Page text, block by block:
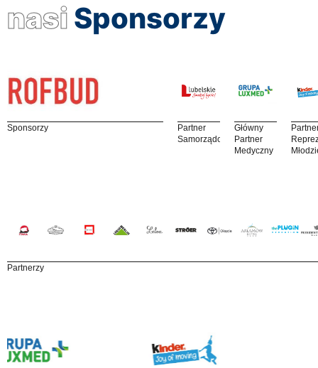
nasi Sponsorzy
Sponsorzy
Partner
Samorządowy
Główny
Partner
Medyczny
Partnerzy